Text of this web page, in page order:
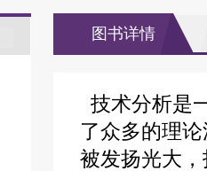
图书详情
技术分析是
了众多的理
被发扬光大